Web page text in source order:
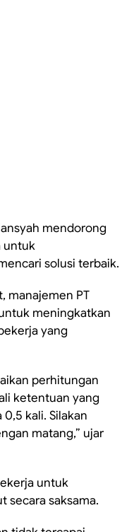
mendorong
untuk
solusi terbaik.
manajemen PT
meningkatkan
yang
perhitungan
ketentuan yang
kali. Silakan
matang,” ujar
untuk
secara saksama.